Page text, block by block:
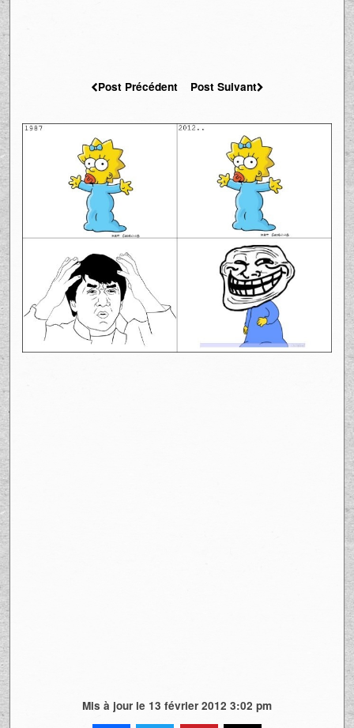
Post Précédent Post Suivant
Mis à jour le 13 février 2012 3:02 pm